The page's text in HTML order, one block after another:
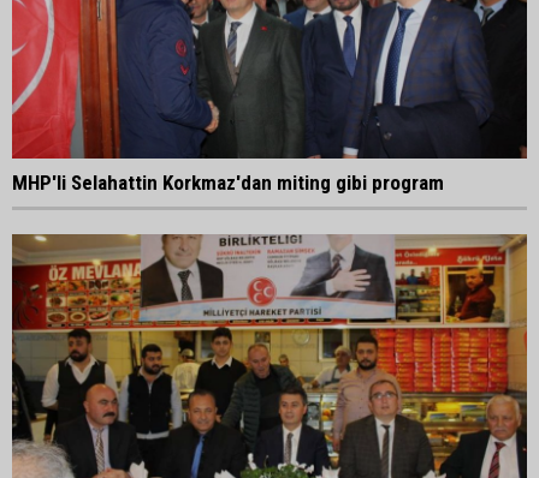
MHP'li Selahattin Korkmaz'dan miting gibi program